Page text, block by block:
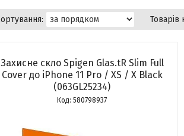
Захисне скло Spigen Glas.tR Slim Full
Cover до iPhone 11 Pro / XS / X Black
(063GL25234)
580798937